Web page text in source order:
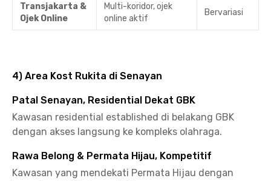
Transjakarta &
Ojek Online
Multi-koridor, ojek
online aktif
Bervariasi
4) Area Kost Rukita di Senayan
Patal Senayan, Residential Dekat GBK
Kawasan residential established di belakang GBK
dengan akses langsung ke kompleks olahraga.
Rawa Belong & Permata Hijau, Kompetitif
Kawasan yang mendekati Permata Hijau dengan